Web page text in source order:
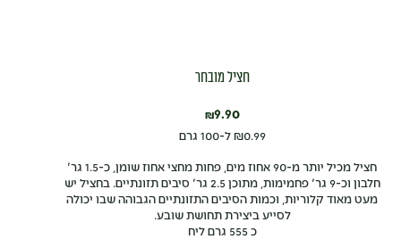
חציל מובחר
₪9.90
₪0.99 ל-100 גרם
חציל מכיל יותר מ-90 אחוז מים, פחות מחצי אחוז שומן, כ-1.5 גר'
חלבון וכ-9 גר' פחמימות, מתוכן 2.5 גר' סיבים תזונתיים. בחציל יש
מעט מאוד קלוריות, וכמות הסיבים התזונתיים הגבוהה שבו יכולה
לסייע ביצירת תחושת שובע.
כ 555 גרם ליח